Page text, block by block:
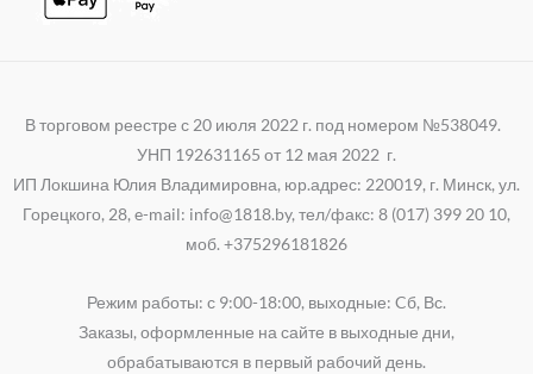
В торговом реестре с 20 июля 2022 г. под номером №538049.
УНП 192631165 от 12 мая 2022 г.
ИП Локшина Юлия Владимировна, юр.адрес: 220019, г. Минск, ул.
Горецкого, 28, e-mail: info@1818.by, тел/факс: 8 (017) 399 20 10,
моб. +375296181826
Режим работы: с 9:00-18:00, выходные: Cб, Вс.
Заказы, оформленные на сайте в выходные дни,
обрабатываются в первый рабочий день.